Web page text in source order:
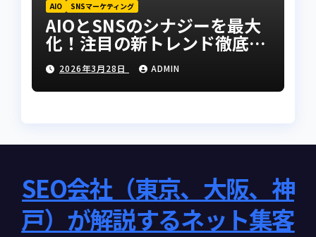
AIO SNSマーケティング
AIOとSNSのシナジーを最大
化！注目の新トレンド徹底リ
サーチ
2026年3月28日 ADMIN
SEO会社（東京、大阪、神
戸）が解説するネット集客